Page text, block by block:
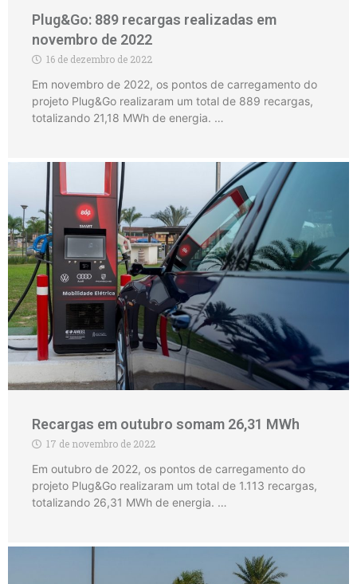
Plug&Go: 889 recargas realizadas em
novembro de 2022
16 de dezembro de 2022
Em novembro de 2022, os pontos de carregamento do
projeto Plug&Go realizaram um total de 889 recargas,
totalizando 21,18 MWh de energia. …
Recargas em outubro somam 26,31 MWh
17 de novembro de 2022
Em outubro de 2022, os pontos de carregamento do
projeto Plug&Go realizaram um total de 1.113 recargas,
totalizando 26,31 MWh de energia. …